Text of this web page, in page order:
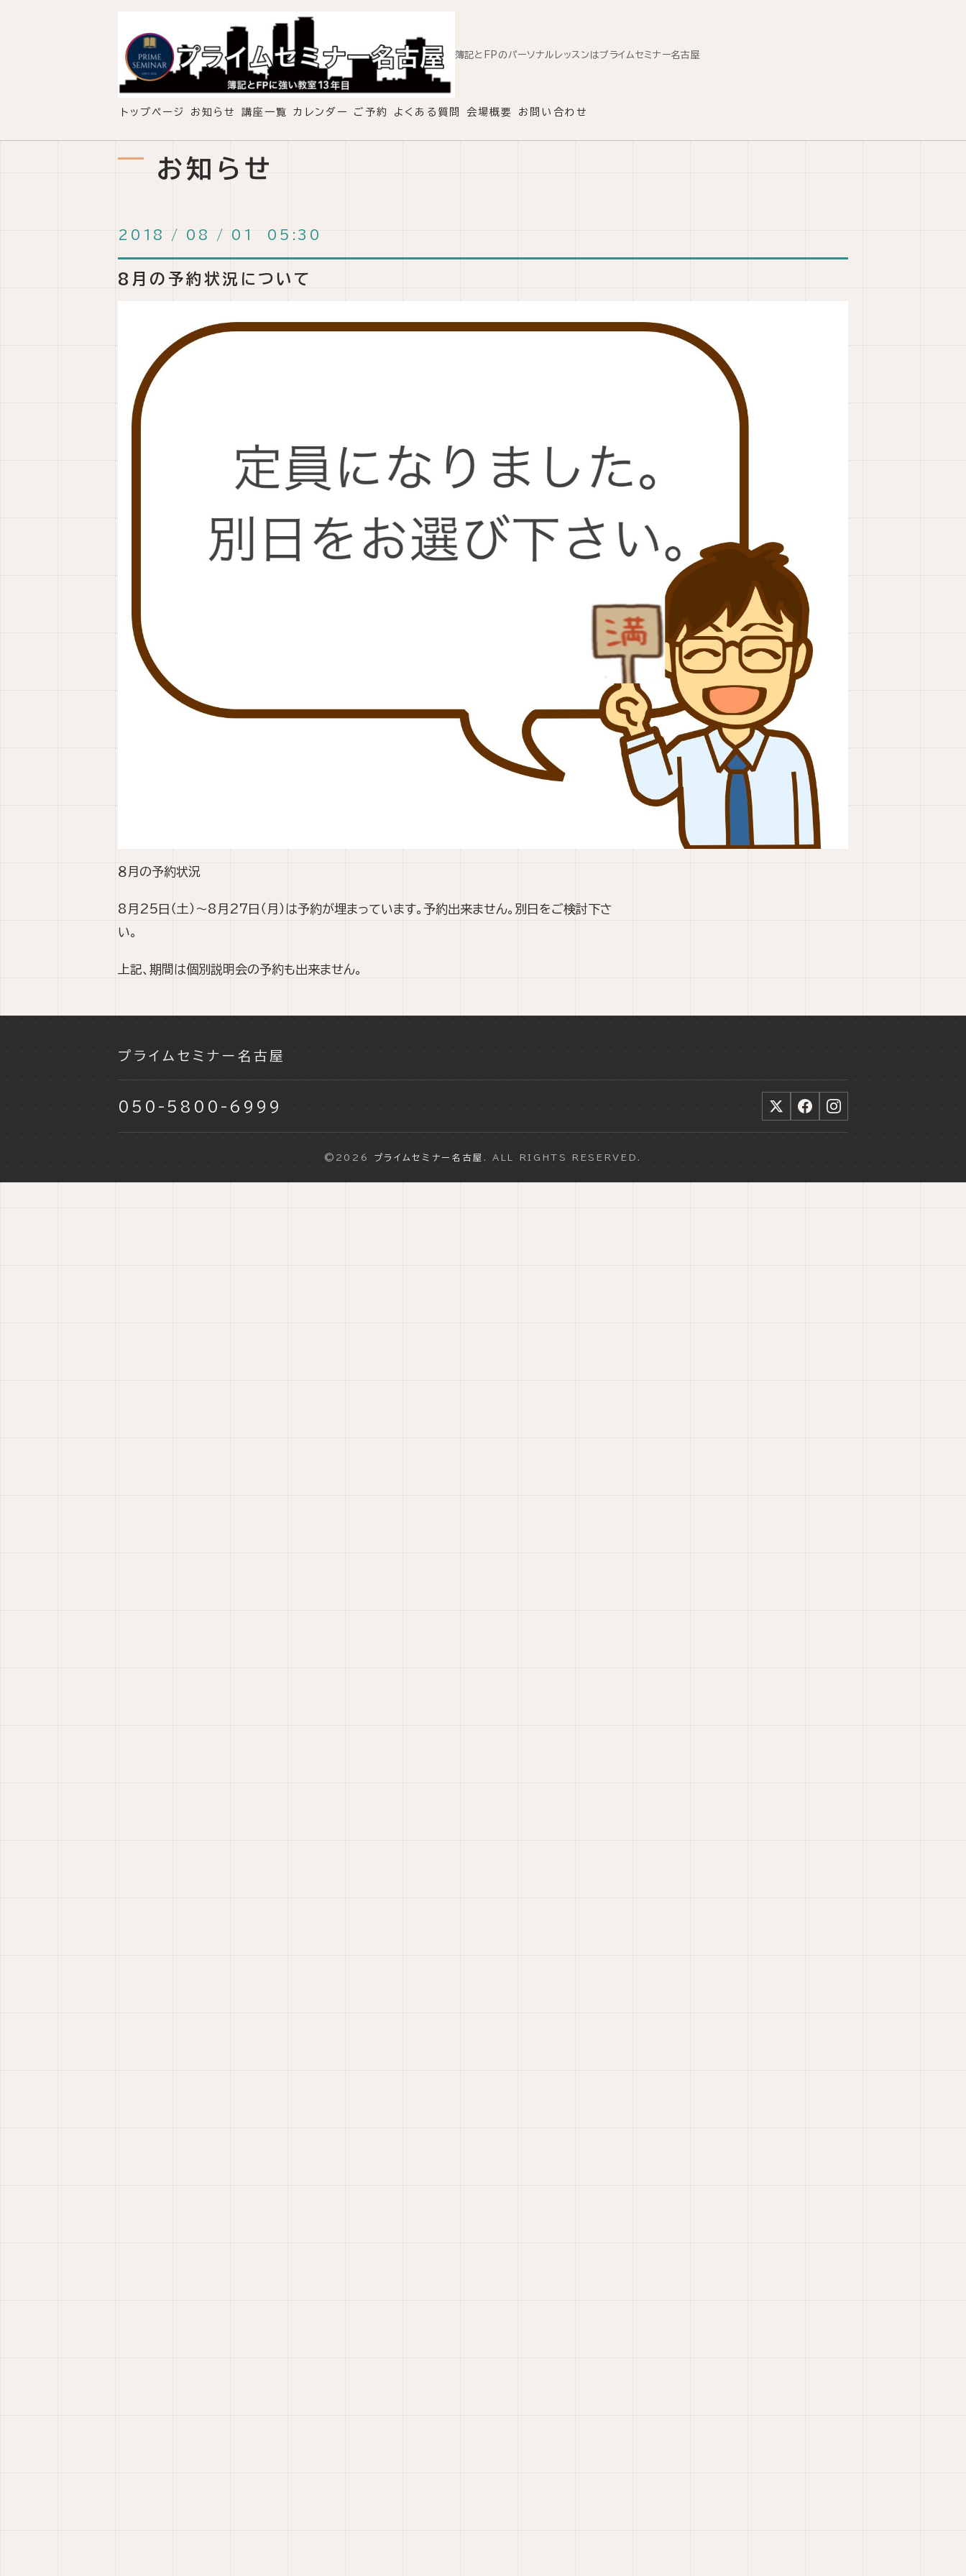
簿記とFPのパーソナルレッスンはプライムセミナー名古屋
トップページ お知らせ 講座一覧 カレンダー ご予約 よくある質問 会場概要 お問い合わせ
お知らせ
2018 / 08 / 01 05:30
8月の予約状況について
８月の予約状況
8月25日（土）〜8月27日（月）は予約が埋まっています。予約出来ません。別日をご検討下さ
い。
上記、期間は個別説明会の予約も出来ません。
プライムセミナー名古屋
050-5800-6999
©2026 プライムセミナー名古屋 . ALL RIGHTS RESERVED.